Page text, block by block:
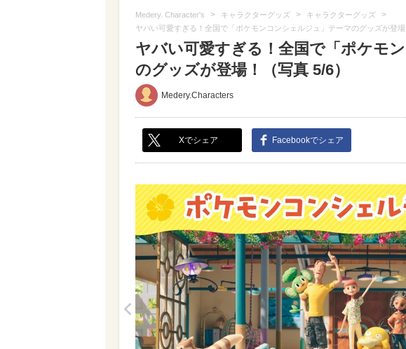
Medery. Character's > キャラクターグッズ > キャラクターグッズ >
ヤバい可愛すぎる！全国で「ポケモンコンシェルジュ」テーマのグッズが登場
ヤバい可愛すぎる！全国で「ポケモ
のグッズが登場！（写真 5/6）
Medery.Characters
Xでシェア Facebookでシェア